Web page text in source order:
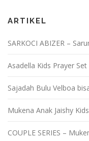
ARTIKEL
SARKOCI ABIZER –
Asadella Kids Prayer Set
Sajadah Bulu Velboa
Mukena Anak Jaishy
COUPLE SERIES –